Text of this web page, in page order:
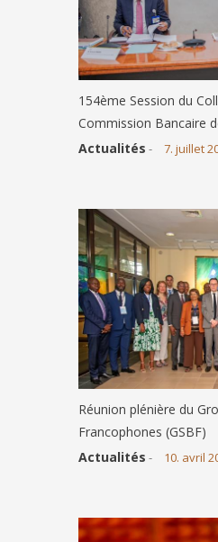
154ème Session du
Commission Bancaire
Actualités - 7. juillet
Réunion plénière du
Francophones (GSBF)
Actualités - 10. avril